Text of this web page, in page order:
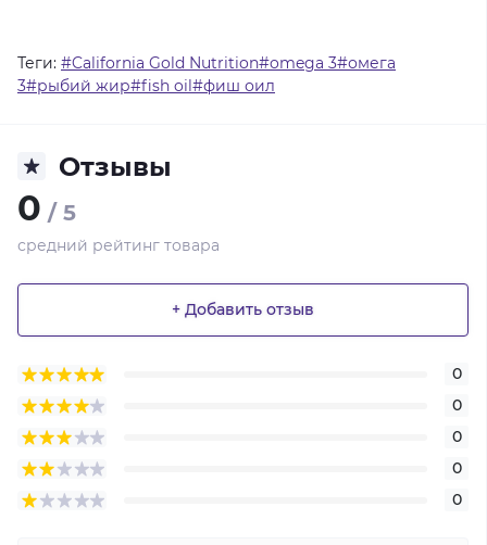
Теги: #California Gold Nutrition#omega 3#омега
3#рыбий жир#fish oil#фиш оил
Отзывы
0 / 5
средний рейтинг товара
+ Добавить отзыв
0
0
0
0
0